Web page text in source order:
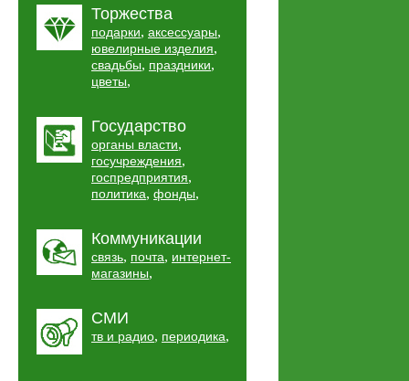
Торжества
подарки, аксессуары,
ювелирные изделия,
свадьбы, праздники,
цветы,
Государство
органы власти,
госучреждения,
госпредприятия,
политика, фонды,
Коммуникации
связь, почта, интернет-
магазины,
СМИ
тв и радио, периодика,